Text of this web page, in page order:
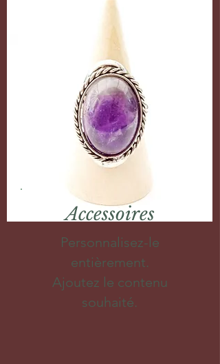
Accessoires
Personnalisez-le
entièrement.
Ajoutez le contenu
souhaité.